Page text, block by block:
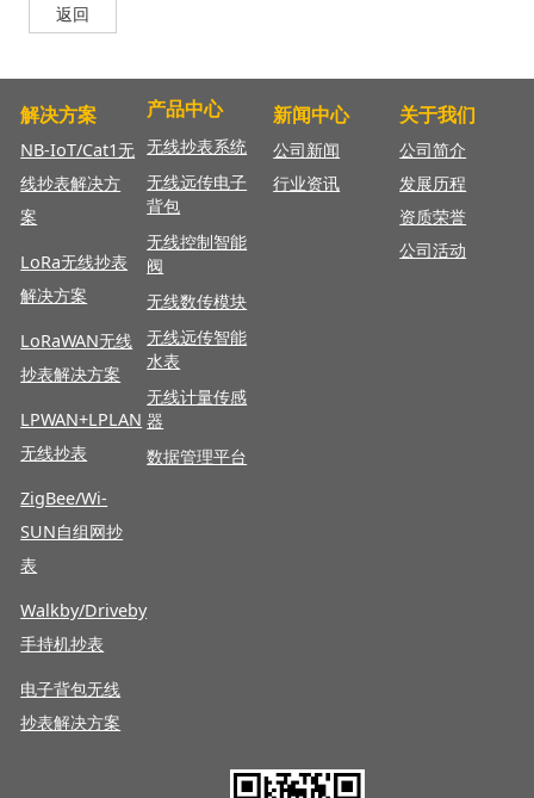
返回
解决方案
NB-IoT/Cat1无
线抄表解决方
案
LoRa无线抄表
解决方案
LoRaWAN无线
抄表解决方案
LPWAN+LPLAN
无线抄表
ZigBee/Wi-
SUN自组网抄
表
Walkby/Driveby
手持机抄表
电子背包无线
抄表解决方案
产品中心
无线抄表系统
无线远传电子
背包
无线控制智能
阀
无线数传模块
无线远传智能
水表
无线计量传感
器
数据管理平台
新闻中心
公司新闻
行业资讯
关于我们
公司简介
发展历程
资质荣誉
公司活动